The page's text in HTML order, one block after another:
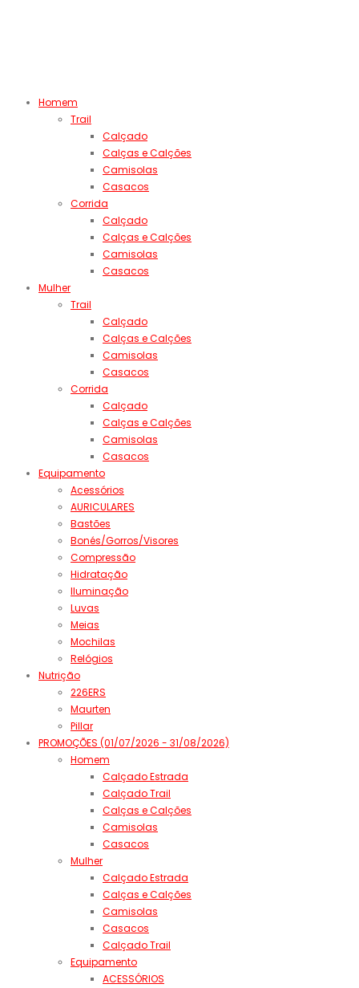
Homem
Trail
Calçado
Calças e Calções
Camisolas
Casacos
Corrida
Calçado
Calças e Calções
Camisolas
Casacos
Mulher
Trail
Calçado
Calças e Calções
Camisolas
Casacos
Corrida
Calçado
Calças e Calções
Camisolas
Casacos
Equipamento
Acessórios
AURICULARES
Bastões
Bonés/Gorros/Visores
Compressão
Hidratação
Iluminação
Luvas
Meias
Mochilas
Relógios
Nutrição
226ERS
Maurten
Pillar
PROMOÇÕES (01/07/2026 - 31/08/2026)
Homem
Calçado Estrada
Calçado Trail
Calças e Calções
Camisolas
Casacos
Mulher
Calçado Estrada
Calças e Calções
Camisolas
Casacos
Calçado Trail
Equipamento
ACESSÓRIOS